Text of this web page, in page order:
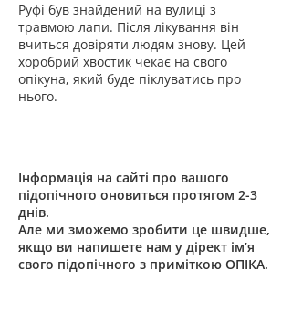
Руфі був знайдений на вулиці з
травмою лапи. Після лікування він
вчиться довіряти людям знову. Цей
хоробрий хвостик чекає на свого
опікуна, який буде піклуватись про
нього.
Інформація на сайті про вашого
підопічного оновиться протягом 2-3
днів.
Але ми зможемо зробити це швидше,
якщо ви напишете нам у дірект ім’я
свого підопічного з приміткою ОПІКА.